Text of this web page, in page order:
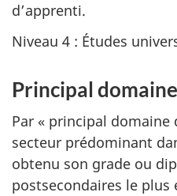
d’apprenti.
Niveau 4 : Études
Principal
Par « principal domaine
secteur prédominant
obtenu son grade ou
postsecondaires le plus